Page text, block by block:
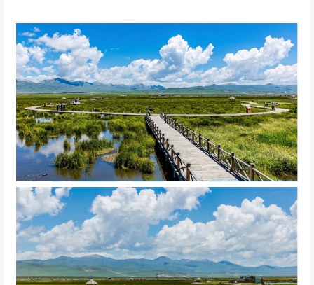
❶
若尔盖花湖又称“美朵湖”
位于若尔盖和甘肃木寺之间的213国道旁
是热尔大坝草原上的一个天然海子
被誉为云端天堂、最美湿地
湖面上，蓝天白云倒映在湖中
漫步其间犹如来到“天空之镜”的世界